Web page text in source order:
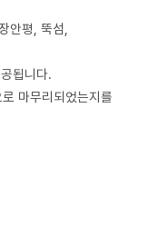
안평, 뚝섬,
됩니다.
마무리되었는지를